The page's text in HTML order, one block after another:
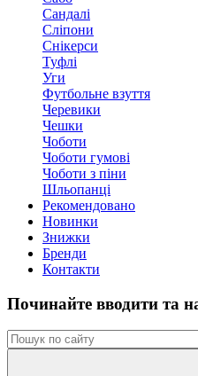
Сандалі
Сліпони
Снікерси
Туфлі
Уги
Футбольне взуття
Черевики
Чешки
Чоботи
Чоботи гумові
Чоботи з піни
Шльопанці
Рекомендовано
Новинки
Знижки
Бренди
Контакти
Починайте вводити та